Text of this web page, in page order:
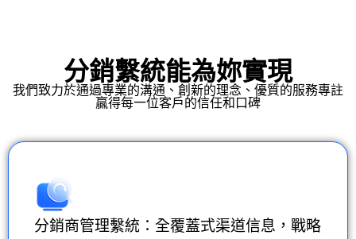
分銷繫統能為妳實現
我們致力於通過專業的溝通、創新的理念、優質的服務專註
贏得每一位客戶的信任和口碑
分銷商管理繫統：全覆蓋式渠道信息，戰略